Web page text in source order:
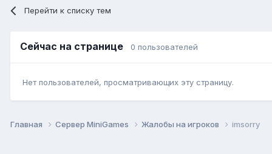
Перейти к списку тем
Сейчас на странице 0 пользователей
Нет пользователей, просматривающих эту страницу.
Главная Сервер MiniGames Жалобы на игроков imsorry